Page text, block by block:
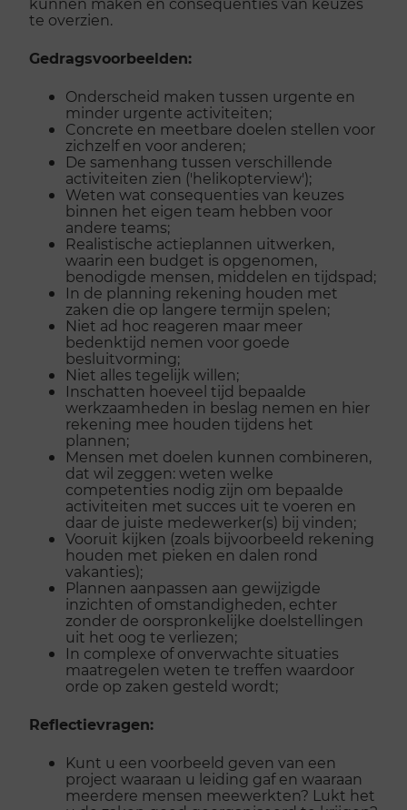
te overzien.
Gedragsvoorbeelden:
Onderscheid maken tussen urgente en
minder urgente activiteiten;
Concrete en meetbare doelen stellen voor
zichzelf en voor anderen;
De samenhang tussen verschillende
activiteiten zien ('helikopterview');
Weten wat consequenties van keuzes
binnen het eigen team hebben voor
andere teams;
Realistische actieplannen uitwerken,
waarin een budget is opgenomen,
benodigde mensen, middelen en tijdspad;
In de planning rekening houden met
zaken die op langere termijn spelen;
Niet ad hoc reageren maar meer
bedenktijd nemen voor goede
besluitvorming;
Niet alles tegelijk willen;
Inschatten hoeveel tijd bepaalde
werkzaamheden in beslag nemen en hier
rekening mee houden tijdens het
plannen;
Mensen met doelen kunnen combineren,
dat wil zeggen: weten welke
competenties nodig zijn om bepaalde
activiteiten met succes uit te voeren en
daar de juiste medewerker(s) bij vinden;
Vooruit kijken (zoals bijvoorbeeld rekening
houden met pieken en dalen rond
vakanties);
Plannen aanpassen aan gewijzigde
inzichten of omstandigheden, echter
zonder de oorspronkelijke doelstellingen
uit het oog te verliezen;
In complexe of onverwachte situaties
maatregelen weten te treffen waardoor
orde op zaken gesteld wordt;
Reflectievragen:
Kunt u een voorbeeld geven van een
project waaraan u leiding gaf en waaraan
meerdere mensen meewerkten? Lukt het